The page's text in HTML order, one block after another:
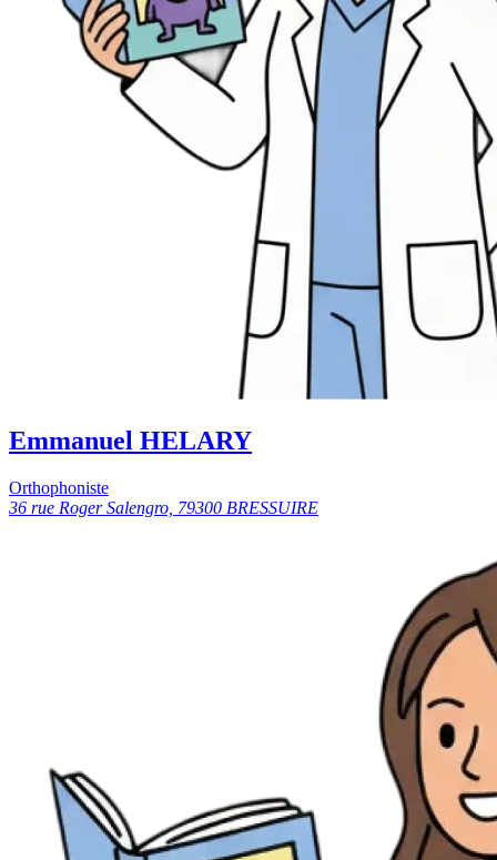
Emmanuel HELARY
Orthophoniste
36 rue Roger Salengro, 79300 BRESSUIRE